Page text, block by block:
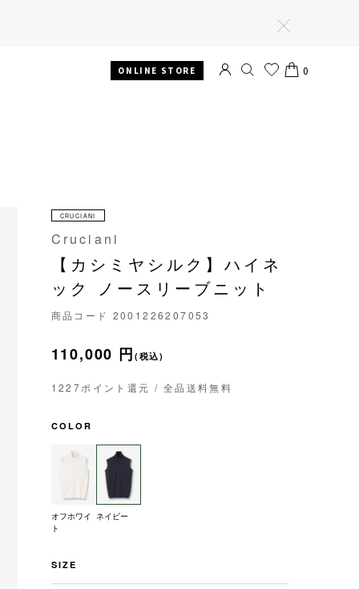
る
ONLINE STORE 0
CRUCIANI
Cruciani
【カシミヤシルク】ハイネ
ック ノースリーブニット
商品コード 2001226207053
110,000 円 (税込)
1227ポイント還元 / 全品送料無料
COLOR
オフホワイ
ト
ネイビー
SIZE